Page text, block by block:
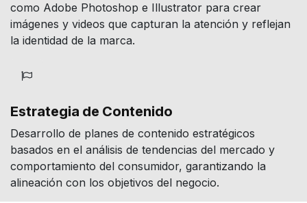
como Adobe Photoshop e Illustrator para crear
imágenes y videos que capturan la atención y reflejan
la identidad de la marca.
Estrategia de Contenido
Desarrollo de planes de contenido estratégicos
basados en el análisis de tendencias del mercado y
comportamiento del consumidor, garantizando la
alineación con los objetivos del negocio.